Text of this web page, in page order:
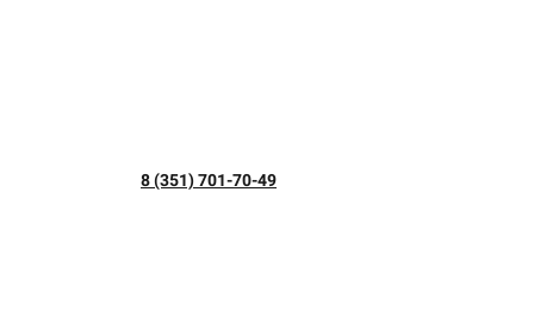
8 (351) 701-70-49